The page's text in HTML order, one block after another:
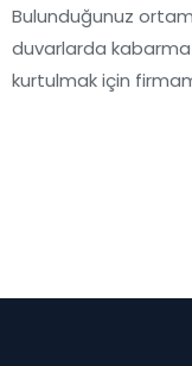
Bulunduğunuz
duvarlarda kabarma
kurtulmak için